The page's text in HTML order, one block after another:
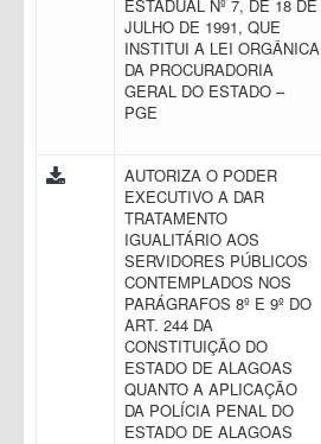
ESTADUAL Nº 7, DE 18 DE
JULHO DE 1991, QUE
INSTITUI A LEI ORGÂNICA
DA PROCURADORIA
GERAL DO ESTADO –
PGE
AUTORIZA O PODER
EXECUTIVO A DAR
TRATAMENTO
IGUALITÁRIO AOS
SERVIDORES PÚBLICOS
CONTEMPLADOS NOS
PARÁGRAFOS 8º E 9º DO
ART. 244 DA
CONSTITUIÇÃO DO
ESTADO DE ALAGOAS
QUANTO A APLICAÇÃO
DA POLÍCIA PENAL DO
ESTADO DE ALAGOAS